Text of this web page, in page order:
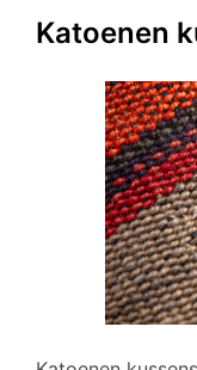
Katoenen